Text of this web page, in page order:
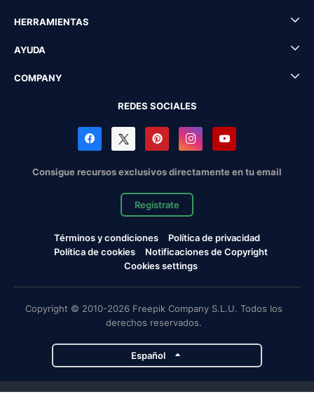
HERRAMIENTAS
AYUDA
COMPANY
REDES SOCIALES
Consigue recursos exclusivos directamente en tu email
Regístrate
Términos y condiciones
Política de privacidad
Política de cookies
Notificaciones de Copyright
Cookies settings
Copyright © 2010-2026 Freepik Company S.L.U. Todos los
derechos reservados.
Español